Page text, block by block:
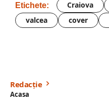
Etichete: Craiova
valcea
cover
Redacție
Acasa